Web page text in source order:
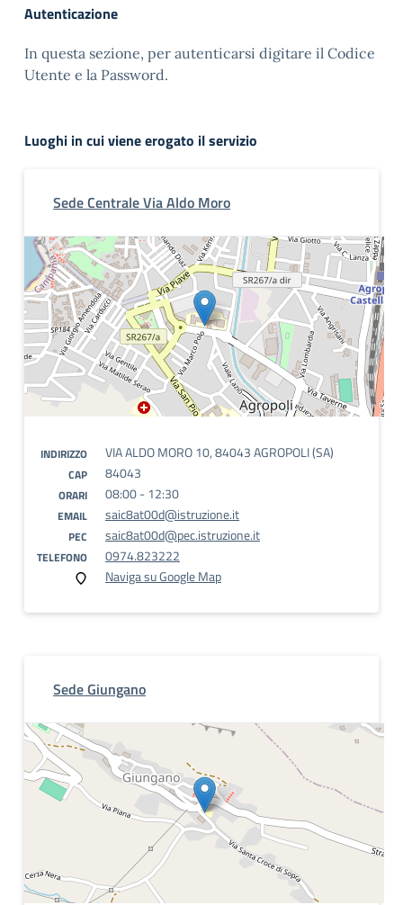
Autenticazione
In questa sezione, per autenticarsi digitare il Codice
Utente e la Password.
Luoghi in cui viene erogato il servizio
Sede Centrale Via Aldo Moro
INDIRIZZO VIA ALDO MORO 10, 84043 AGROPOLI (SA)
CAP 84043
ORARI 08:00 - 12:30
EMAIL saic8at00d@istruzione.it
PEC saic8at00d@pec.istruzione.it
TELEFONO
0974.823222
Naviga su Google Map
Sede Giungano